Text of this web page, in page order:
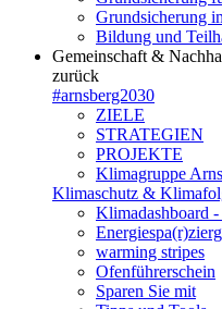
Grundsicherung
Bildung und
Gemeinschaft &
zurück
#arnsberg2030
ZIELE
STRATEGIEN
PROJEKTE
Klimagruppe
Klimaschutz &
Klimadashboard
warming stripes
Ofenführerschein
Sparen Sie mit